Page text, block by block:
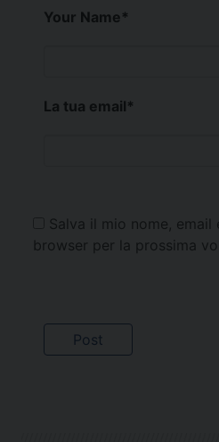
Your Name*
La tua email*
Salva il mio nome,
browser per la prossima